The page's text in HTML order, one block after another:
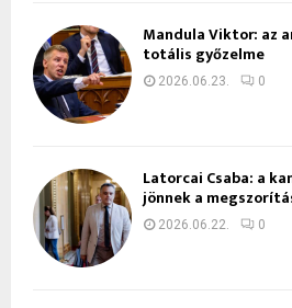
Mandula Viktor: az
totális győzelme
2026.06.23. 0
Latorcai Csaba: a
jönnek a
2026.06.22. 0